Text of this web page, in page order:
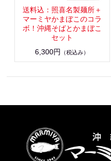
送料込：照喜名製麺所＋
マーミヤかまぼこのコラ
ボ！沖縄そばとかまぼこ
セット
6,300円
（税込み）